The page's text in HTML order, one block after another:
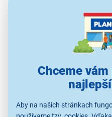
Chceme
Aby na našich stránkach
Vysávače na všetky
druhy